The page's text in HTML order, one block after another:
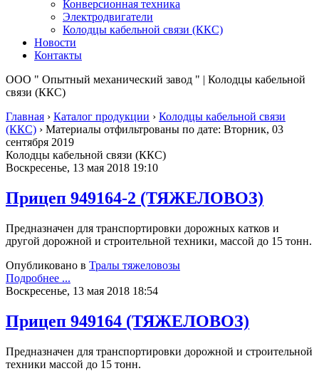
Конверсионная техника
Электродвигатели
Колодцы кабельной связи (ККС)
Новости
Контакты
ООО " Опытный механический завод " | Колодцы кабельной
связи (ККС)
Главная › Каталог продукции › Колодцы кабельной связи
(ККС) › Материалы отфильтрованы по дате: Вторник, 03
сентября 2019
Колодцы кабельной связи (ККС)
Воскресенье, 13 мая 2018 19:10
Прицеп 949164-2 (ТЯЖЕЛОВОЗ)
Предназначен для транспортировки дорожных катков и
другой дорожной и строительной техники, массой до 15 тонн.
Опубликовано в Тралы тяжеловозы
Подробнее ...
Воскресенье, 13 мая 2018 18:54
Прицеп 949164 (ТЯЖЕЛОВОЗ)
Предназначен для транспортировки дорожной и строительной
техники массой до 15 тонн.